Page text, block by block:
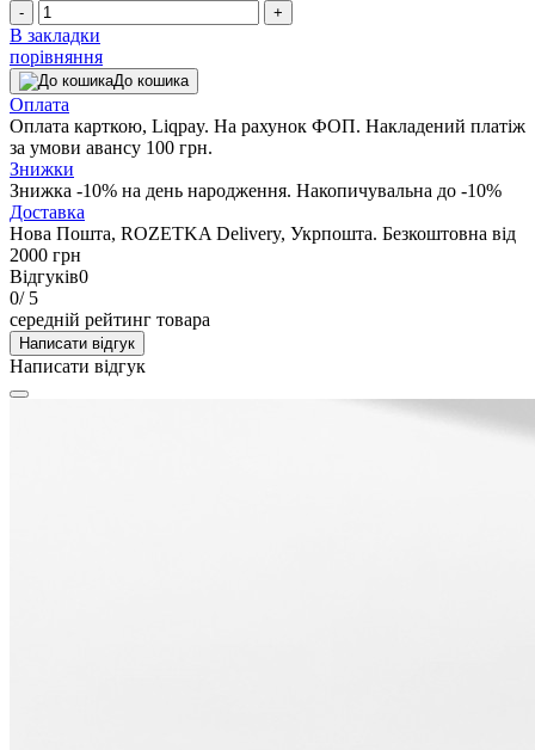
- +
В закладки
порівняння
До кошика
Оплата
Оплата карткою, Liqpay. На рахунок ФОП. Накладений платіж
за умови авансу 100 грн.
Знижки
Знижка -10% на день народження. Накопичувальна до -10%
Доставка
Нова Пошта, ROZETKA Delivery, Укрпошта. Безкоштовна від
2000 грн
Відгуків0
0/ 5
середній рейтинг товара
Написати відгук
Написати відгук